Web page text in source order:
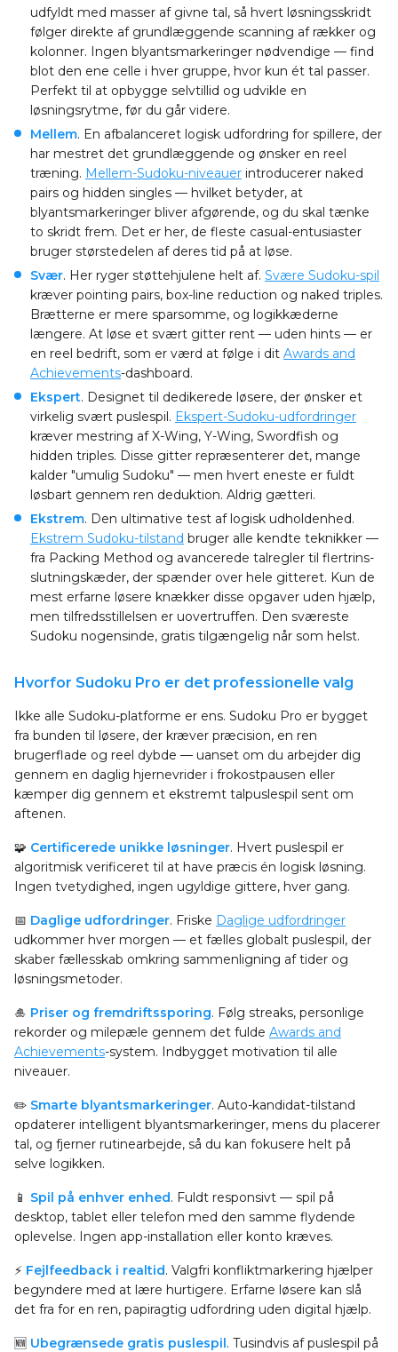
udfyldt med masser af givne tal, så hvert løsningsskridt
følger direkte af grundlæggende scanning af rækker og
kolonner. Ingen blyantsmarkeringer nødvendige — find
blot den ene celle i hver gruppe, hvor kun ét tal passer.
Perfekt til at opbygge selvtillid og udvikle en
løsningsrytme, før du går videre.
Mellem. En afbalanceret logisk udfordring for spillere, der
har mestret det grundlæggende og ønsker en reel
træning. Mellem-Sudoku-niveauer introducerer naked
pairs og hidden singles — hvilket betyder, at
blyantsmarkeringer bliver afgørende, og du skal tænke
to skridt frem. Det er her, de fleste casual-entusiaster
bruger størstedelen af deres tid på at løse.
Svær. Her ryger støttehjulene helt af. Svære Sudoku-spil
kræver pointing pairs, box-line reduction og naked triples.
Brætterne er mere sparsomme, og logikkæderne
længere. At løse et svært gitter rent — uden hints — er
en reel bedrift, som er værd at følge i dit Awards and
Achievements-dashboard.
Ekspert. Designet til dedikerede løsere, der ønsker et
virkelig svært puslespil. Ekspert-Sudoku-udfordringer
kræver mestring af X-Wing, Y-Wing, Swordfish og
hidden triples. Disse gitter repræsenterer det, mange
kalder "umulig Sudoku" — men hvert eneste er fuldt
løsbart gennem ren deduktion. Aldrig gætteri.
Ekstrem. Den ultimative test af logisk udholdenhed.
Ekstrem Sudoku-tilstand bruger alle kendte teknikker —
fra Packing Method og avancerede talregler til flertrins-
slutningskæder, der spænder over hele gitteret. Kun de
mest erfarne løsere knækker disse opgaver uden hjælp,
men tilfredsstillelsen er uovertruffen. Den sværeste
Sudoku nogensinde, gratis tilgængelig når som helst.
Hvorfor Sudoku Pro er det professionelle valg
Ikke alle Sudoku-platforme er ens. Sudoku Pro er bygget
fra bunden til løsere, der kræver præcision, en ren
brugerflade og reel dybde — uanset om du arbejder dig
gennem en daglig hjernevrider i frokostpausen eller
kæmper dig gennem et ekstremt talpuslespil sent om
aftenen.
🧩 Certificerede unikke løsninger. Hvert puslespil er
algoritmisk verificeret til at have præcis én logisk løsning.
Ingen tvetydighed, ingen ugyldige gittere, hver gang.
📅 Daglige udfordringer. Friske Daglige udfordringer
udkommer hver morgen — et fælles globalt puslespil, der
skaber fællesskab omkring sammenligning af tider og
løsningsmetoder.
🎍 Priser og fremdriftssporing. Følg streaks, personlige
rekorder og milepæle gennem det fulde Awards and
Achievements-system. Indbygget motivation til alle
niveauer.
✏️ Smarte blyantsmarkeringer. Auto-kandidat-tilstand
opdaterer intelligent blyantsmarkeringer, mens du placerer
tal, og fjerner rutinearbejde, så du kan fokusere helt på
selve logikken.
📱 Spil på enhver enhed. Fuldt responsivt — spil på
desktop, tablet eller telefon med den samme flydende
oplevelse. Ingen app-installation eller konto kræves.
⚡ Fejlfeedback i realtid. Valgfri konfliktmarkering hjælper
begyndere med at lære hurtigere. Erfarne løsere kan slå
det fra for en ren, papiragtig udfordring uden digital hjælp.
🆕 Ubegrænsede gratis puslespil. Tusindvis af puslespil på